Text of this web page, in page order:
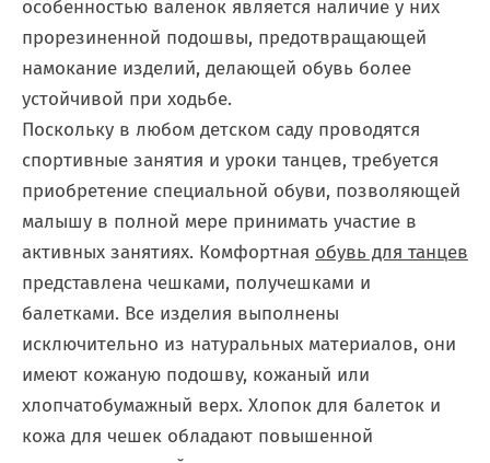
особенностью валенок является наличие у них
прорезиненной подошвы, предотвращающей
намокание изделий, делающей обувь более
устойчивой при ходьбе.
Поскольку в любом детском саду проводятся
спортивные занятия и уроки танцев, требуется
приобретение специальной обуви, позволяющей
малышу в полной мере принимать участие в
активных занятиях. Комфортная обувь для танцев
представлена чешками, получешками и
балетками. Все изделия выполнены
исключительно из натуральных материалов, они
имеют кожаную подошву, кожаный или
хлопчатобумажный верх. Хлопок для балеток и
кожа для чешек обладают повышенной